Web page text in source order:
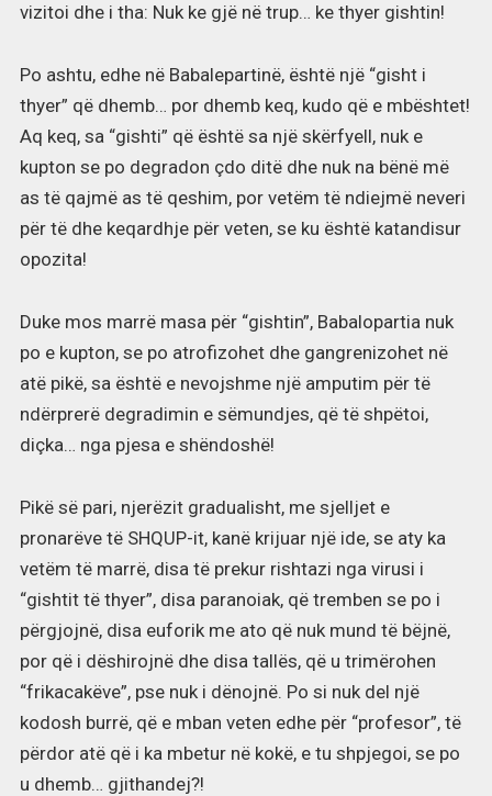
vizitoi dhe i tha: Nuk ke gjë në trup… ke thyer gishtin!
Po ashtu, edhe në Babalepartinë, është një “gisht i
thyer” që dhemb… por dhemb keq, kudo që e mbështet!
Aq keq, sa “gishti” që është sa një skërfyell, nuk e
kupton se po degradon çdo ditë dhe nuk na bënë më
as të qajmë as të qeshim, por vetëm të ndiejmë neveri
për të dhe keqardhje për veten, se ku është katandisur
opozita!
Duke mos marrë masa për “gishtin”, Babalopartia nuk
po e kupton, se po atrofizohet dhe gangrenizohet në
atë pikë, sa është e nevojshme një amputim për të
ndërprerë degradimin e sëmundjes, që të shpëtoi,
diçka… nga pjesa e shëndoshë!
Pikë së pari, njerëzit gradualisht, me sjelljet e
pronarëve të SHQUP-it, kanë krijuar një ide, se aty ka
vetëm të marrë, disa të prekur rishtazi nga virusi i
“gishtit të thyer”, disa paranoiak, që tremben se po i
përgjojnë, disa euforik me ato që nuk mund të bëjnë,
por që i dëshirojnë dhe disa tallës, që u trimërohen
“frikacakëve”, pse nuk i dënojnë. Po si nuk del një
kodosh burrë, që e mban veten edhe për “profesor”, të
përdor atë që i ka mbetur në kokë, e tu shpjegoi, se po
u dhemb… gjithandej?!